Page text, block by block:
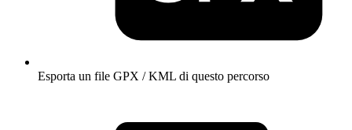
Esporta un file GPX / KML di questo percorso